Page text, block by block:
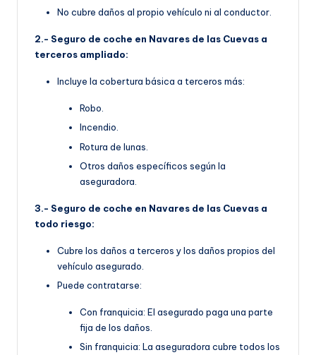
No cubre daños al propio vehículo ni al conductor.
2.- Seguro de coche en Navares de las Cuevas a
terceros ampliado:
Incluye la cobertura básica a terceros más:
Robo.
Incendio.
Rotura de lunas.
Otros daños específicos según la
aseguradora.
3.- Seguro de coche en Navares de las Cuevas a
todo riesgo:
Cubre los daños a terceros y los daños propios del
vehículo asegurado.
Puede contratarse:
Con franquicia: El asegurado paga una parte
fija de los daños.
Sin franquicia: La aseguradora cubre todos los